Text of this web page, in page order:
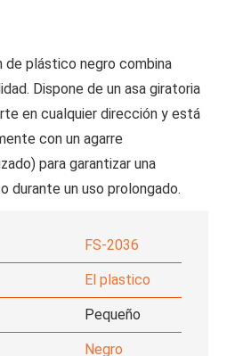
plástico negro combina
Dispone de un asa giratoria
en cualquier dirección y está
con un agarre
para garantizar una
durante un uso prolongado.
FS-2036
El plastico
Pequeño
Negro